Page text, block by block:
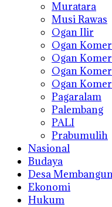
Muratara
Musi Rawas
Ogan Ilir
Ogan
Ogan
Ogan
Ogan
Pagaralam
Palembang
PALI
Prabumulih
Nasional
Budaya
Desa
Ekonomi
Hukum